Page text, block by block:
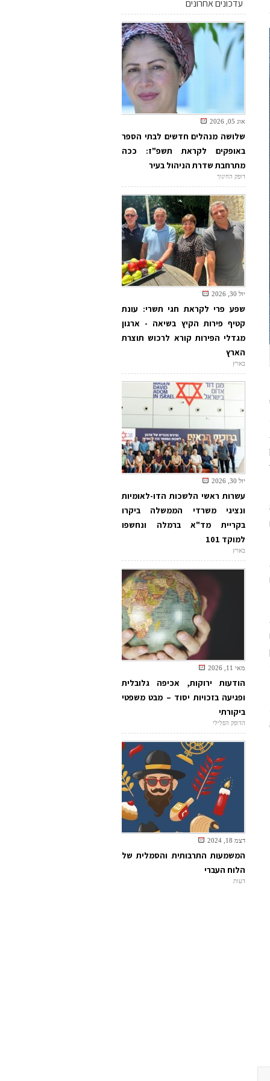
עדכונים אחרונים
אוג 05, 2026
שלושה מנהלים חדשים לבתי הספר
באופקים לקראת תשפ"ז: ככה
מתרחבת שדרת הניהול בעיר
דופק החינוך
יול 30, 2026
שפע פרי לקראת חגי תשרי: עונת
קטיף פירות הקיץ בשיאה - ארגון
מגדלי הפירות קורא לרכוש תוצרת
הארץ
בארץ
יול 30, 2026
עשרות ראשי הלשכות הדו-לאומיות
ונציגי משרדי הממשלה ביקרו
בקריית מד"א ברמלה ונחשפו
למוקד 101
בארץ
מאי 11, 2026
הודעות ירוקות, אכיפה גלובלית
ופגיעה בזכויות יסוד – מבט משפטי
ביקורתי
הדופק הפלילי
דצמ 18, 2024
המשמעות התרבותית והסמלית של
הלוח העברי
דעות